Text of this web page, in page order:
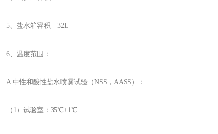
5、盐水箱容积：32L
6、温度范围：
A 中性和酸性盐水喷雾试验（NSS，AASS）：
（1）试验室：35℃±1℃